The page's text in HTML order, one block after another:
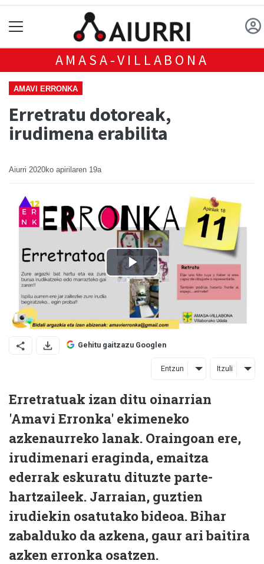
AMASA-VILLABONA
AMAVI ERRONKA
Erretratu dotoreak,
irudimena erabilita
Aiurri 2020ko apirilaren 19a
Gehitu gaitzazu Googlen
Entzun Itzuli
Erretratuak izan ditu oinarrian
'Amavi Erronka' ekimeneko
azkenaurreko lanak. Oraingoan ere,
irudimenari eraginda, emaitza
ederrak eskuratu dituzte parte-
hartzaileek. Jarraian, guztien
irudiekin osatutako bideoa. Bihar
zabalduko da azkena, gaur ari baitira
azken erronka osatzen.